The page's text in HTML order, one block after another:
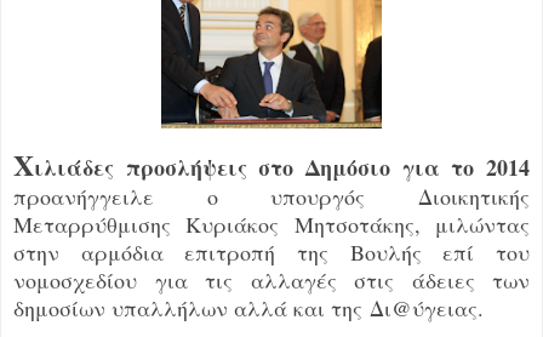
Χιλιάδες προσλήψεις στο Δημόσιο για το 2014
προανήγγειλε ο υπουργός Διοικητικής
Μεταρρύθμισης Κυριάκος Μητσοτάκης, μιλώντας
στην αρμόδια επιτροπή της Βουλής επί του
νομοσχεδίου για τις αλλαγές στις άδειες των
δημοσίων υπαλλήλων αλλά και της Δι@ύγειας.